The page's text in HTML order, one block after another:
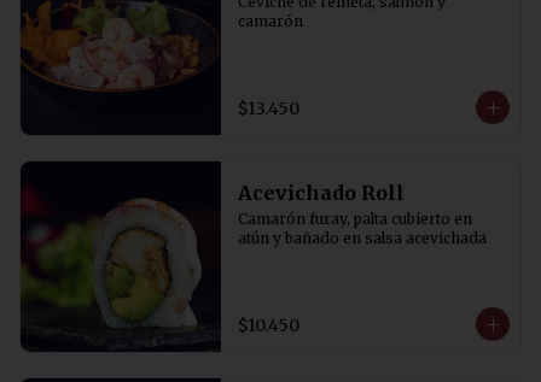
camarón
$13.450
Acevichado Roll
Camarón furay, palta cubierto en
atún y bañado en salsa acevichada
$10.450